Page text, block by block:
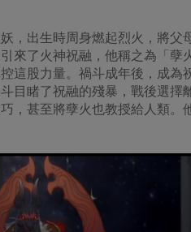
，出生時周身燃起烈火，將父
來了火神祝融，他稱之為「孽
這股力量。禍斗成年後，成為
目睹了祝融的殘暴，戰後選擇
，甚至將孽火也教授給人類。